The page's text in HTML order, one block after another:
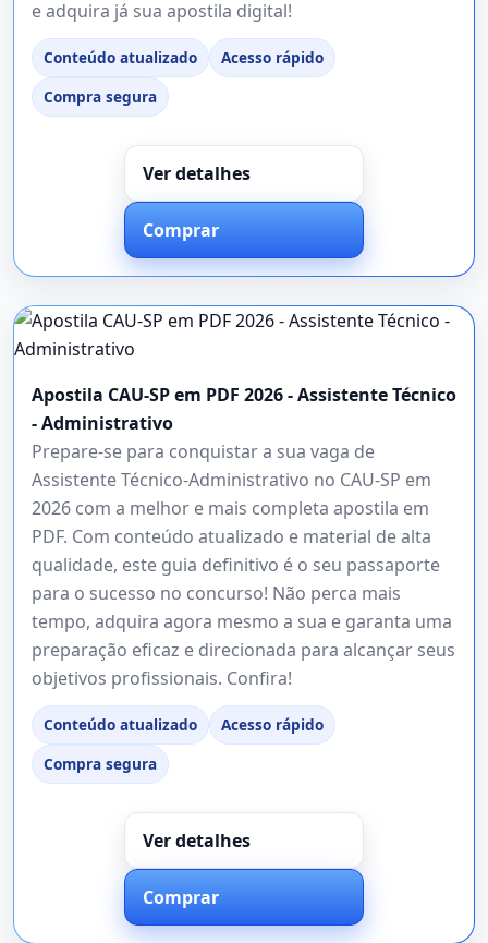
e adquira já sua apostila digital!
Conteúdo atualizado
Acesso rápido
Compra segura
Ver detalhes
Comprar
Apostila CAU-SP em PDF 2026 - Assistente Técnico
- Administrativo
Prepare-se para conquistar a sua vaga de
Assistente Técnico-Administrativo no CAU-SP em
2026 com a melhor e mais completa apostila em
PDF. Com conteúdo atualizado e material de alta
qualidade, este guia definitivo é o seu passaporte
para o sucesso no concurso! Não perca mais
tempo, adquira agora mesmo a sua e garanta uma
preparação eficaz e direcionada para alcançar seus
objetivos profissionais. Confira!
Conteúdo atualizado
Acesso rápido
Compra segura
Ver detalhes
Comprar